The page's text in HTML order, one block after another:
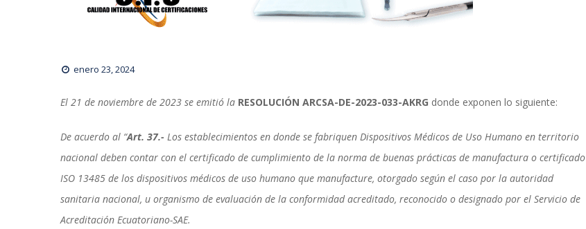
enero 23, 2024
El 21 de noviembre de 2023 se emitió la RESOLUCIÓN ARCSA-DE-2023-033-AKRG donde exponen lo siguiente:
De acuerdo al “Art. 37.- Los establecimientos en donde se fabriquen Dispositivos Médicos de Uso Humano en territorio
nacional deben contar con el certificado de cumplimiento de la norma de buenas prácticas de manufactura o certificado
ISO 13485 de los dispositivos médicos de uso humano que manufacture, otorgado según el caso por la autoridad
anitaria nacional, u organismo de evaluación de la conformidad acreditado, reconocido o designado por el Servicio de
Acreditación Ecuatoriano-SAE.